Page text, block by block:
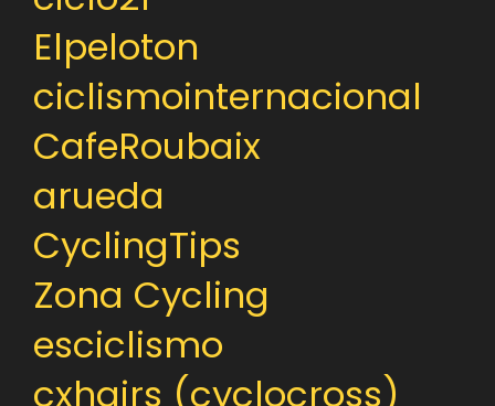
Elpeloton
ciclismointernacional
CafeRoubaix
arueda
CyclingTips
Zona Cycling
esciclismo
cxhairs (cyclocross)